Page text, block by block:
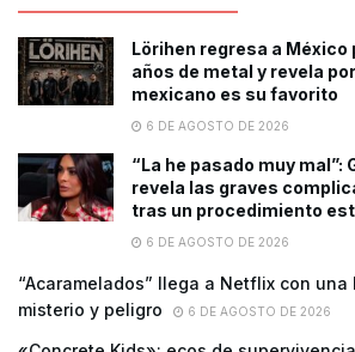
Lörihen regresa a México
años de metal y revela
mexicano es su favorito
6 DE AGOSTO DE 2026
“La he pasado muy mal”:
revela las graves
tras un procedimiento
6 DE AGOSTO DE 2026
“Acaramelados” llega a Netflix con una
misterio y peligro
6 DE AGOSTO DE 2026